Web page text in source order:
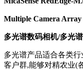
Multiple Camera Array
多光谱数码相机/多光
多光谱产品适合各类
客户群,能够对精农业(